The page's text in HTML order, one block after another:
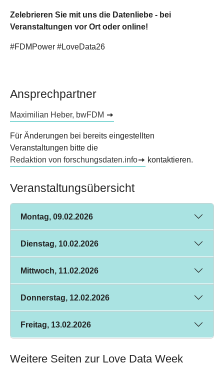
Zelebrieren Sie mit uns die Datenliebe - bei
Veranstaltungen vor Ort oder online!
#FDMPower #LoveData26
Ansprechpartner
Maximilian Heber, bwFDM
Für Änderungen bei bereits eingestellten
Veranstaltungen bitte die
Redaktion von forschungsdaten.info
kontaktieren.
Veranstaltungsübersicht
Montag, 09.02.2026
Dienstag, 10.02.2026
Mittwoch, 11.02.2026
Donnerstag, 12.02.2026
Freitag, 13.02.2026
Weitere Seiten zur Love Data Week